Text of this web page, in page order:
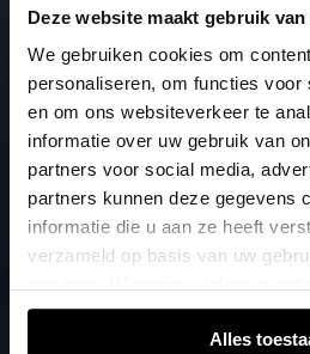
Deze website maakt gebruik
We gebruiken cookies om
personaliseren, om functies voor
en om ons websiteverkeer te
informatie over uw gebruik van
partners voor social media,
partners kunnen deze gegevens
informatie die u aan ze heeft
verzameld op basis van uw
verschillende apparaten of
de extra verwerkte login-ID.
Alles